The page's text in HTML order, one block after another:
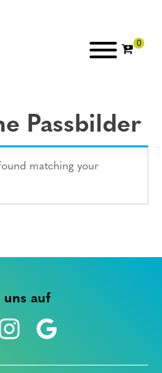
Passbilder
matching your
uns auf